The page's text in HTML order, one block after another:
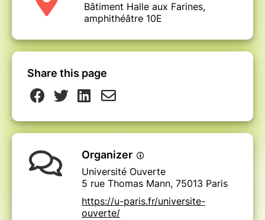
Bâtiment Halle aux Farines,
amphithéâtre 10E
Share this page
Organizer
Université Ouverte
5 rue Thomas Mann, 75013 Paris
https://u-paris.fr/universite-
ouverte/